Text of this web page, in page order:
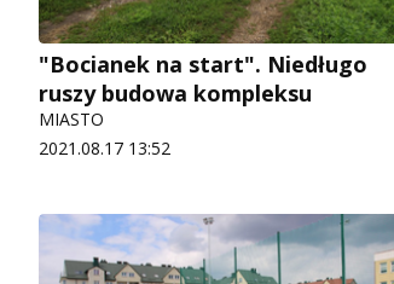
"Bocianek na start". Niedługo
ruszy budowa kompleksu
MIASTO
2021.08.17 13:52